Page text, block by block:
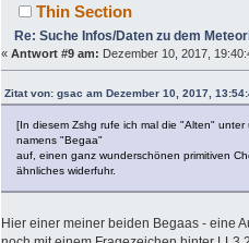
Thin Section
Re: Suche Infos/Daten zu dem
« Antwort #9 am: Dezember 10, 2017,
Zitat von: gsac am Dezember 10, 2017,
[In diesem Zshg rufe ich mal die "Alten"
namens "Begaa"
auf, einen ganz wunderschönen primitiven
ähnliches widerfuhr.
Hier einer meiner beiden Begaas - eine